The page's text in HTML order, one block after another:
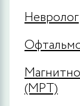
Невролог
(МРТ)